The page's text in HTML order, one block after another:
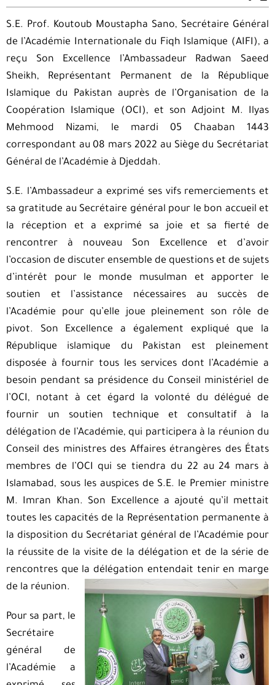
S.E. Prof. Koutoub Moustapha Sano, Secrétaire Général
de l’Académie Internationale du Fiqh Islamique (AIFI), a
reçu Son Excellence l’Ambassadeur Radwan Saeed
Sheikh, Représentant Permanent de la République
Islamique du Pakistan auprès de l’Organisation de la
Coopération Islamique (OCI), et son Adjoint M. Ilyas
Mehmood Nizami, le mardi 05 Chaaban 1443
correspondant au 08 mars 2022 au Siège du Secrétariat
Général de l’Académie à Djeddah.
S.E. l’Ambassadeur a exprimé ses vifs remerciements et
sa gratitude au Secrétaire général pour le bon accueil et
la réception et a exprimé sa joie et sa fierté de
rencontrer à nouveau Son Excellence et d’avoir
l’occasion de discuter ensemble de questions et de sujets
d’intérêt pour le monde musulman et apporter le
soutien et l’assistance nécessaires au succès de
l’Académie pour qu’elle joue pleinement son rôle de
pivot. Son Excellence a également expliqué que la
République islamique du Pakistan est pleinement
disposée à fournir tous les services dont l’Académie a
besoin pendant sa présidence du Conseil ministériel de
l’OCI, notant à cet égard la volonté du délégué de
fournir un soutien technique et consultatif à la
délégation de l’Académie, qui participera à la réunion du
Conseil des ministres des Affaires étrangères des États
membres de l’OCI qui se tiendra du 22 au 24 mars à
Islamabad, sous les auspices de S.E. le Premier ministre
M. Imran Khan. Son Excellence a ajouté qu’il mettait
toutes les capacités de la Représentation permanente à
la disposition du Secrétariat général de l’Académie pour
la réussite de la visite de la délégation et de la série de
rencontres que la délégation entendait tenir en marge
de la réunion.
Pour sa part, le
Secrétaire
général de
l’Académie a